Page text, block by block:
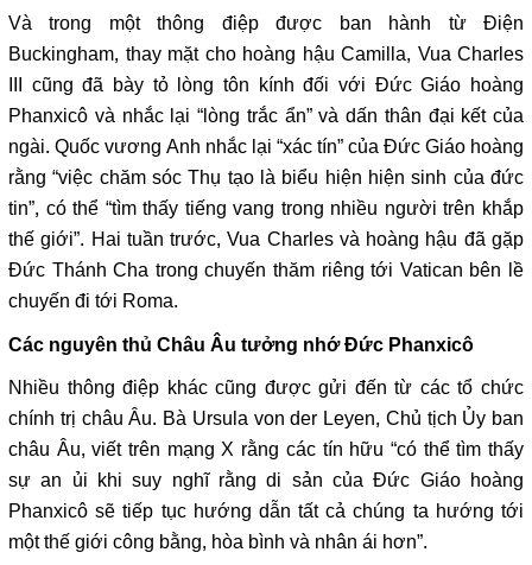
Và trong một thông điệp được ban hành từ Điện
Buckingham, thay mặt cho hoàng hậu Camilla, Vua Charles
III cũng đã bày tỏ lòng tôn kính đối với Đức Giáo hoàng
Phanxicô và nhắc lại “lòng trắc ẩn” và dấn thân đại kết của
ngài. Quốc vương Anh nhắc lại “xác tín” của Đức Giáo hoàng
rằng “việc chăm sóc Thụ tạo là biểu hiện hiện sinh của đức
tin”, có thể “tìm thấy tiếng vang trong nhiều người trên khắp
thế giới”. Hai tuần trước, Vua Charles và hoàng hậu đã gặp
Đức Thánh Cha trong chuyến thăm riêng tới Vatican bên lề
chuyến đi tới Roma.
Các nguyên thủ Châu Âu tưởng nhớ Đức Phanxicô
Nhiều thông điệp khác cũng được gửi đến từ các tổ chức
chính trị châu Âu. Bà Ursula von der Leyen, Chủ tịch Ủy ban
châu Âu, viết trên mạng X rằng các tín hữu “có thể tìm thấy
sự an ủi khi suy nghĩ rằng di sản của Đức Giáo hoàng
Phanxicô sẽ tiếp tục hướng dẫn tất cả chúng ta hướng tới
một thế giới công bằng, hòa bình và nhân ái hơn”.